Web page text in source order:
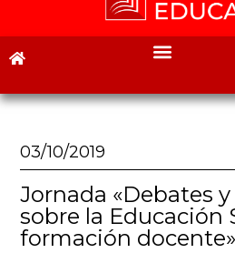
03/10/2019
Jornada «Debates
sobre la Educación
formación